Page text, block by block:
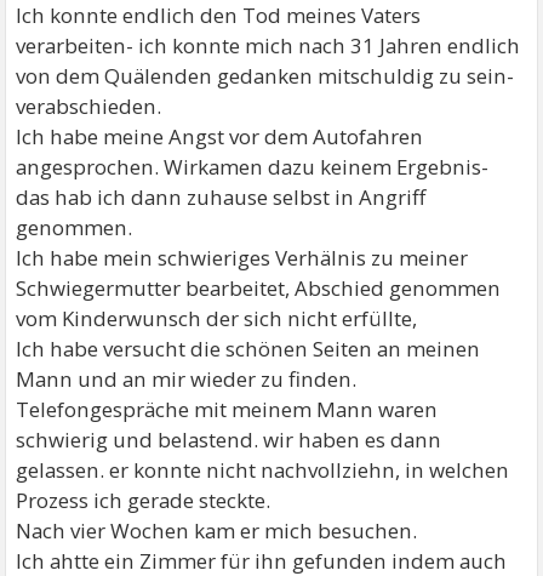
Ich konnte endlich den Tod meines Vaters
verarbeiten- ich konnte mich nach 31 Jahren endlich
von dem Quälenden gedanken mitschuldig zu sein-
verabschieden.
Ich habe meine Angst vor dem Autofahren
angesprochen. Wirkamen dazu keinem Ergebnis-
das hab ich dann zuhause selbst in Angriff
genommen.
Ich habe mein schwieriges Verhälnis zu meiner
Schwiegermutter bearbeitet, Abschied genommen
vom Kinderwunsch der sich nicht erfüllte,
Ich habe versucht die schönen Seiten an meinen
Mann und an mir wieder zu finden.
Telefongespräche mit meinem Mann waren
schwierig und belastend. wir haben es dann
gelassen. er konnte nicht nachvollziehn, in welchen
Prozess ich gerade steckte.
Nach vier Wochen kam er mich besuchen.
Ich ahtte ein Zimmer für ihn gefunden indem auch